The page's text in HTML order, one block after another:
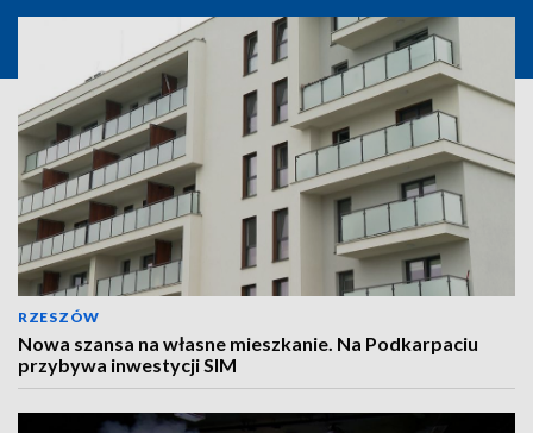
RZESZÓW
Nowa szansa na własne mieszkanie. Na Podkarpaciu
przybywa inwestycji SIM